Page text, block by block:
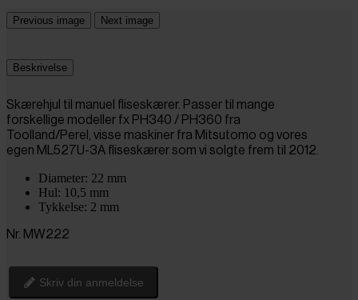
Previous image Next image
Beskrivelse
Skærehjul til manuel fliseskærer. Passer til mange
forskellige modeller fx PH340 / PH360 fra
Toolland/Perel, visse maskiner fra Mitsutomo og vores
egen ML527U-3A fliseskærer som vi solgte frem til 2012.
Diameter: 22 mm
Hul: 10,5 mm
Tykkelse: 2 mm
Nr. MW222
Skriv din anmeldelse